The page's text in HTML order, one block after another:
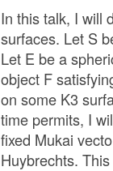
In this talk, I will
surfaces. Let S
Let E be a
object F
on some K3
time permits, I
fixed Mukai
Huybrechts.